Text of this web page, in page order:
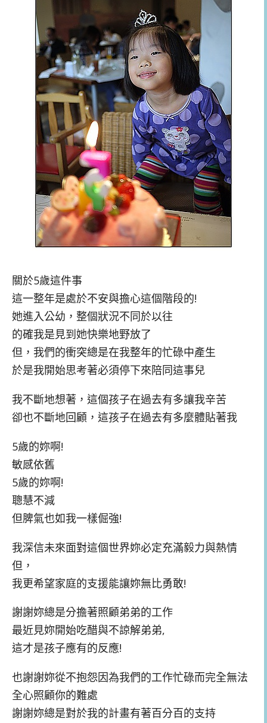
關於5歲這件事
這一整年是處於不安與擔心這個階段的!
她進入公幼，整個狀況不同於以往
的確我是見到她快樂地野放了
但，我們的衝突總是在我整年的忙碌中產生
於是我開始思考著必須停下來陪同這事兒
我不斷地想著，這個孩子在過去有多讓我辛苦
卻也不斷地回顧，這孩子在過去有多麼體貼著我
5歲的妳啊!
敏感依舊
5歲的妳啊!
聰慧不減
但脾氣也如我一樣倔強!
我深信未來面對這個世界妳必定充滿毅力與熱情
但，
我更希望家庭的支援能讓妳無比勇敢!
謝謝妳總是分擔著照顧弟弟的工作
最近見妳開始吃醋與不諒解弟弟,
這才是孩子應有的反應!
也謝謝妳從不抱怨因為我們的工作忙碌而完全無法
全心照顧你的難處
謝謝妳總是對於我的計畫有著百分百的支持